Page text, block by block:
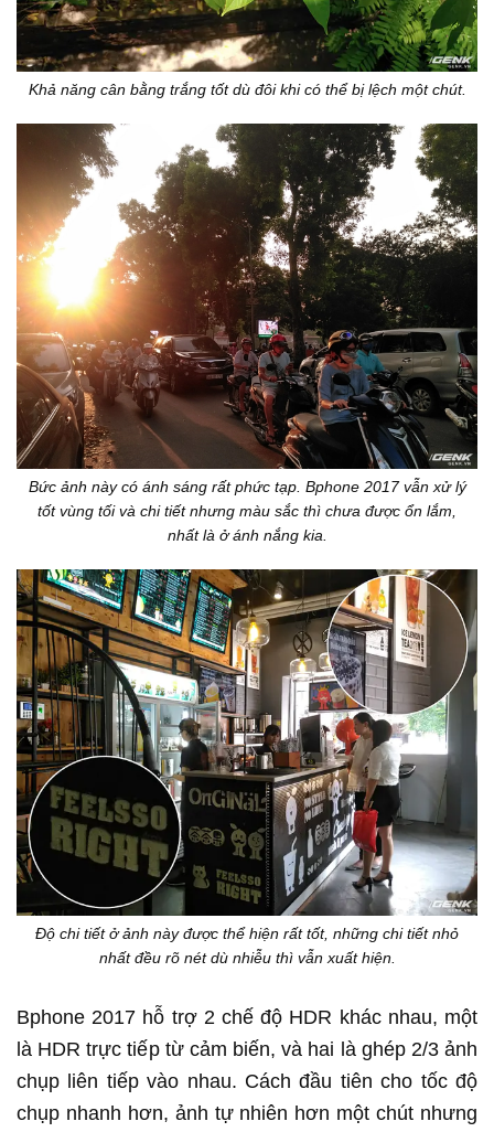
Khả năng cân bằng trắng tốt dù đôi khi có thể bị lệch một chút.
Bức ảnh này có ánh sáng rất phức tạp. Bphone 2017 vẫn xử lý
tốt vùng tối và chi tiết nhưng màu sắc thì chưa được ổn lắm,
nhất là ở ánh nắng kia.
Độ chi tiết ở ảnh này được thể hiện rất tốt, những chi tiết nhỏ
nhất đều rõ nét dù nhiễu thì vẫn xuất hiện.
Bphone 2017 hỗ trợ 2 chế độ HDR khác nhau, một
là HDR trực tiếp từ cảm biến, và hai là ghép 2/3 ảnh
chụp liên tiếp vào nhau. Cách đầu tiên cho tốc độ
chụp nhanh hơn, ảnh tự nhiên hơn một chút nhưng